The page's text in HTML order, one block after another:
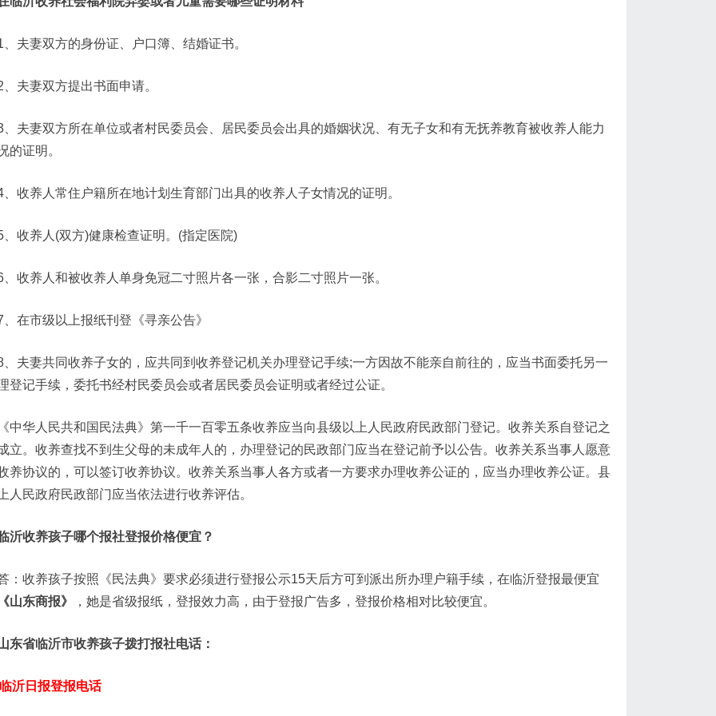
、夫妻双方的身份证、户口簿、结婚证书。
、夫妻双方提出书面申请。
、夫妻双方所在单位或者村民委员会、居民委员会出具的婚姻状况、有无子女和有无抚养教育被收养人能力
的证明。
、收养人常住户籍所在地计划生育部门出具的收养人子女情况的证明。
、收养人(双方)健康检查证明。(指定医院)
、收养人和被收养人单身免冠二寸照片各一张，合影二寸照片一张。
、在市级以上报纸刊登《寻亲公告》
、夫妻共同收养子女的，应共同到收养登记机关办理登记手续;一方因故不能亲自前往的，应当书面委托另一
登记手续，委托书经村民委员会或者居民委员会证明或者经过公证。
中华人民共和国民法典》第一千一百零五条收养应当向县级以上人民政府民政部门登记。收养关系自登记之
立。收养查找不到生父母的未成年人的，办理登记的民政部门应当在登记前予以公告。收养关系当事人愿意
养协议的，可以签订收养协议。收养关系当事人各方或者一方要求办理收养公证的，应当办理收养公证。县
人民政府民政部门应当依法进行收养评估。
沂收养孩子哪个报社登报价格便宜？
：收养孩子按照《民法典》要求必须进行登报公示15天后方可到派出所办理户籍手续，在临沂登报最便宜
山东商报》
，她是省级报纸，登报效力高，由于登报广告多，登报价格相对比较便宜。
东省临沂市收养孩子拨打报社电话：
临沂日报登报电话